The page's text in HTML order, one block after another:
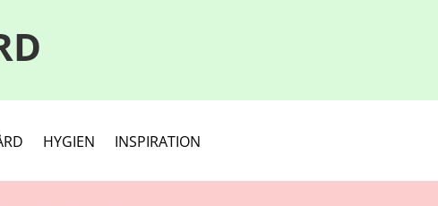
HYGIEN INSPIRATION